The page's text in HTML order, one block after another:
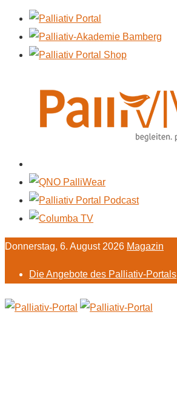
Donnerstag, 6. August 2026 Magazin
Die Angebote des Palliativ-Portals